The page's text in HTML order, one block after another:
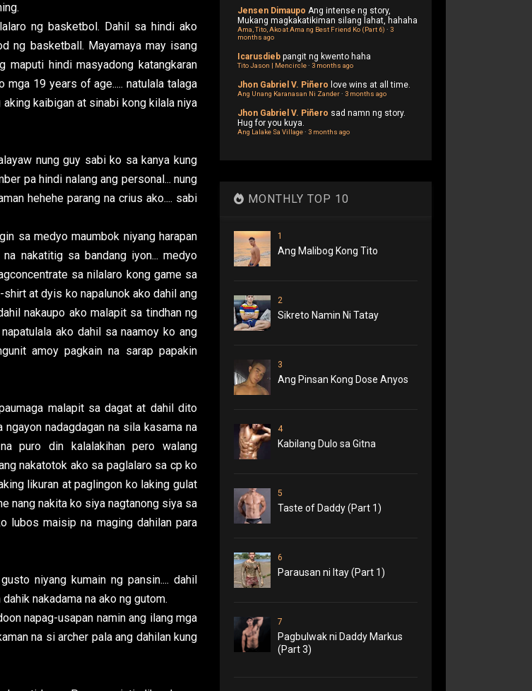
ng basketbol. Dahil sa hindi ako
ng basketball. Mayamaya may isang
maputi hindi masyadong katangkaran
mga 19 years of age..... natulala talaga
kaibigan at sinabi kong kilala niya
nung guy sabi ko sa kanya kung
pa hindi nalang ang personal... nung
hehehe parang na crius ako.... sabi
sa medyo maumbok niyang harapan
nakatitig sa bandang iyon... medyo
sa nilalaro kong game sa
at dyis ko napalunok ako dahil ang
nakaupo ako malapit sa tindhan ng
ako dahil sa naamoy ko ang
amoy pagkain na sarap papakin
malapit sa dagat at dahil dito
nadagdagan na sila kasama na
puro din kalalakihan pero walang
nakatotok ako sa paglalaro sa cp ko
likuran at paglingon ko laking gulat
nang nakita ko siya nagtanong siya sa
lubos maisip na maging dahilan para
niyang kumain ng pansin.... dahil
nakadama na ako ng gutom.
napag-usapan namin ang ilang mga
na si archer pala ang dahilan kung
Jensen Dimaupo Ang intense ng story,
Mukang magkakatikiman silang lahat, hahaha
Ama, Tito, Ako at Ama ng Best Friend Ko (Part 6) · 3
months ago
Icarusdieb pangit ng kwento haha
Tito Jason | Mencircle· 3 months ago
Jhon Gabriel V. Piñero love wins at all time.
Ang Unang Karanasan Ni Zander· 3 months ago
Jhon Gabriel V. Piñero sad namn ng story.
Hug for you kuya.
Ang Lalake Sa Village· 3 months ago
MONTHLY TOP 10
1
Ang Malibog Kong Tito
2
Sikreto Namin Ni Tatay
3
Ang Pinsan Kong Dose Anyos
4
Kabilang Dulo sa Gitna
5
Taste of Daddy (Part 1)
6
Parausan ni Itay (Part 1)
7
Pagbulwak ni Daddy Markus
(Part 3)